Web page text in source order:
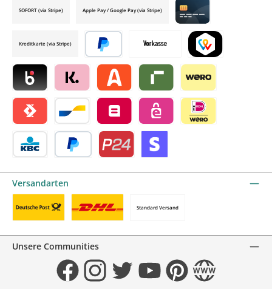
Vorkasse TWINT by mollie
Blik by mollieKlarna by mollieAlma by mollieRiverty by mollie
Wero
Satispay by mollieBancontact by mollie
Belfius by mollieeps by mollie
SOFORT (via Stripe) Apple Pay / Google Pay (via Stripe)
Credit card by mollie
Kreditkarte (via Stripe)
Später bezahlen
Versandarten
Standard Versand
Unsere Communities
FacebookInstagramTwitter YouTubePinterestWebsite